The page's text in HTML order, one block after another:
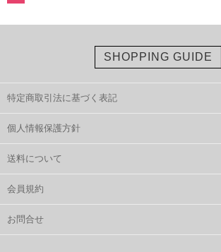
SHOPPING GUIDE
特定商取引法に基づく表記
個人情報保護方針
送料について
会員規約
お問合せ